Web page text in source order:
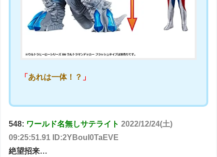
「 あれは一体！？ 」
548: ワールド名無しサテライト 2022/12/24(土)
09:25:51.91 ID:2YBouI0TaEVE
絶望招来…